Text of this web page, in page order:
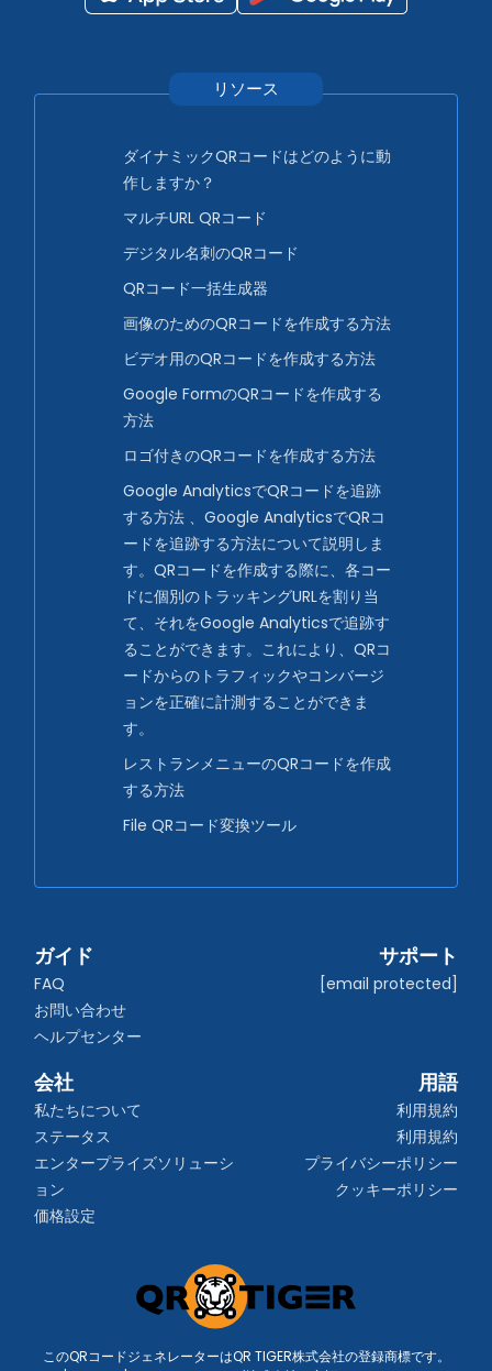
リソース
ダイナミックQRコードはどのように動
作しますか？
マルチURL QRコード
デジタル名刺のQRコード
QRコード一括生成器
画像のためのQRコードを作成する方法
ビデオ用のQRコードを作成する方法
Google FormのQRコードを作成する
方法
ロゴ付きのQRコードを作成する方法
Google AnalyticsでQRコードを追跡
する方法 、Google AnalyticsでQRコ
ードを追跡する方法について説明しま
す。QRコードを作成する際に、各コー
ドに個別のトラッキングURLを割り当
て、それをGoogle Analyticsで追跡す
ることができます。これにより、QRコ
ードからのトラフィックやコンバージ
ョンを正確に計測することができま
す。
レストランメニューのQRコードを作成
する方法
File QRコード変換ツール
ガイド
FAQ
お問い合わせ
ヘルプセンター
サポート
[email protected]
会社
私たちについて
ステータス
エンタープライズソリューシ
ョン
価格設定
用語
利用規約
利用規約
プライバシーポリシー
クッキーポリシー
このQRコードジェネレーターはQR TIGER株式会社の登録商標です。